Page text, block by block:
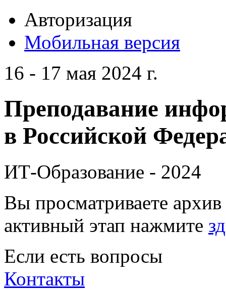
Авторизация
Мобильная версия
16 - 17 мая 2024 г.
Преподавание
в Российской
ИТ-Образование - 2024
Вы просматриваете
активный этап нажмите
Если есть вопросы
Контакты